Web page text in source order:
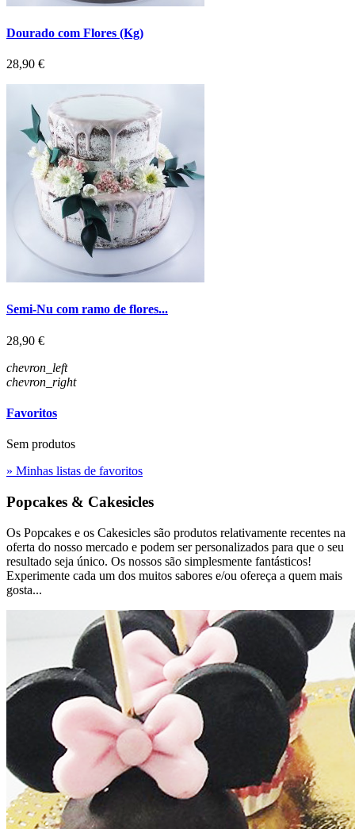
Dourado com Flores (Kg)
Preço
28,90 €
Semi-Nu com ramo de flores...
Preço
28,90 €
chevron_left
chevron_right
Favoritos
Sem produtos
» Minhas listas de favoritos
Popcakes & Cakesicles
Os Popcakes e os Cakesicles são produtos relativamente recentes na
oferta do nosso mercado e podem ser personalizados para que o seu
resultado seja único. Os nossos são simplesmente fantásticos!
Experimente cada um dos muitos sabores e/ou ofereça a quem mais
gosta...